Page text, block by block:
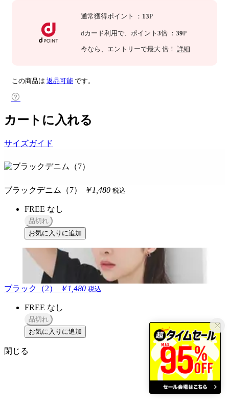
通常獲得ポイント ： 13P
dカード利用で、 ポイント 3倍 ： 39P
今なら 、エントリーで最大 倍！ 詳細
この商品は 返品可能 です。
カートに入れる
サイズガイド
ブラックデニム（7） ￥1,480 税込
FREE なし
品切れ
お気に入りに追加
ブラック（2） ￥1,480 税込
FREE なし
品切れ
お気に入りに追加
閉じる